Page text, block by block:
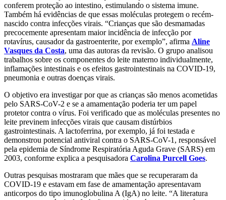
conferem proteção ao intestino, estimulando o sistema imune.
Também há evidências de que essas moléculas protegem o recém-
nascido contra infecções virais. “Crianças que são desmamadas
precocemente apresentam maior incidência de infecção por
rotavírus, causador da gastroenterite, por exemplo”, afirma Aline
Vasques da Costa, uma das autoras da revisão. O grupo analisou
trabalhos sobre os componentes do leite materno individualmente,
inflamações intestinais e os efeitos gastrointestinais na COVID-19,
pneumonia e outras doenças virais.
O objetivo era investigar por que as crianças são menos acometidas
pelo SARS-CoV-2 e se a amamentação poderia ter um papel
protetor contra o vírus. Foi verificado que as moléculas presentes no
leite previnem infecções virais que causam distúrbios
gastrointestinais. A lactoferrina, por exemplo, já foi testada e
demonstrou potencial antiviral contra o SARS-CoV-1, responsável
pela epidemia de Síndrome Respiratória Aguda Grave (SARS) em
2003, conforme explica a pesquisadora Carolina Purcell Goes.
Outras pesquisas mostraram que mães que se recuperaram da
COVID-19 e estavam em fase de amamentação apresentavam
anticorpos do tipo imunoglobulina A (IgA) no leite. “A literatura